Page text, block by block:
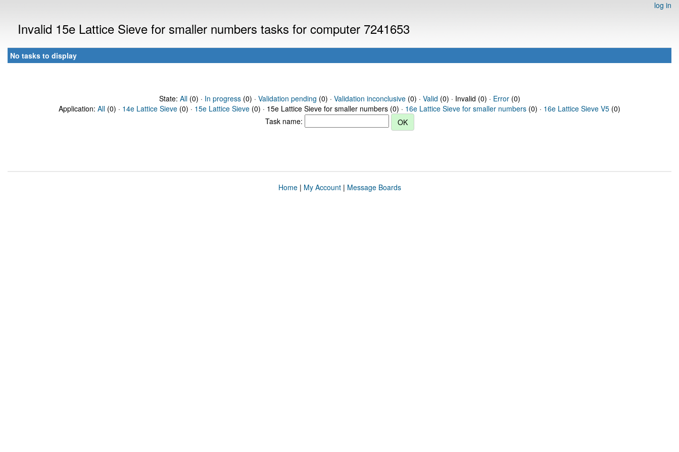
log in
Invalid 15e Lattice Sieve for smaller numbers tasks for computer 7241653
No tasks to display
State: All(0) · In progress(0) · Validation pending (0) · Validation inconclusive(0) · Valid (0) · Invalid (0) · Error(0)
Application: All (0) · 14e Lattice Sieve (0) · 15e Lattice Sieve (0) · 15e Lattice Sieve for smaller numbers (0) · 16e Lattice Sieve for smaller numbers (0) · 16e Lattice Sieve V5 (0)
Task name:
Home| My Account| Message Boards